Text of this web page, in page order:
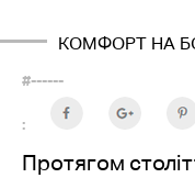
КОМФОРТ НА
#------
:
Протягом